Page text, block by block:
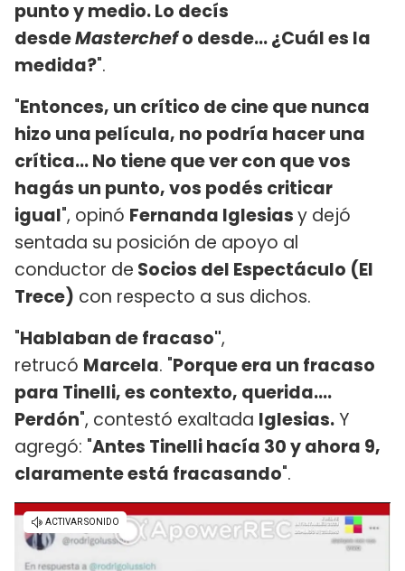
punto y medio. Lo decís
desdeMasterchefo desde... ¿Cuál es la
medida?".
"Entonces, un crítico de cine que nunca
hizo una película, no podría hacer una
crítica... No tiene que ver con que vos
hagás un punto, vos podés criticar
igual", opinó Fernanda Iglesiasy dejó
sentada su posición de apoyo al
conductor de Socios del Espectáculo (El
Trece) con respecto a sus dichos.
"Hablaban de fracaso",
retrucó Marcela. "Porque era un fracaso
para Tinelli, es contexto, querida....
Perdón", contestó exaltada Iglesias.Y
agregó: "Antes Tinelli hacía 30 y ahora 9,
claramente está fracasando".